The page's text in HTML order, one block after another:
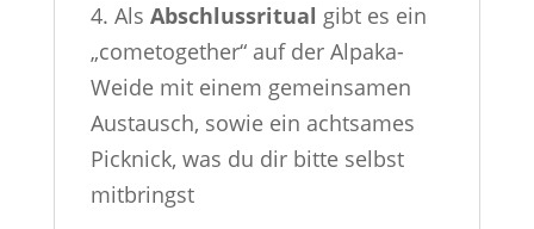
4. Als Abschlussritual gibt es ein
„cometogether“ auf der Alpaka-
Weide mit einem gemeinsamen
Austausch, sowie ein achtsames
Picknick, was du dir bitte selbst
mitbringst